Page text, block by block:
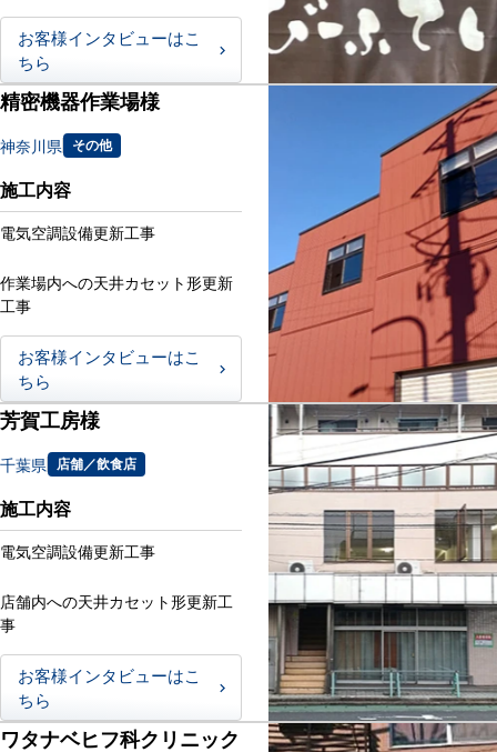
お客様インタビューはこ
ちら
精密機器作業場様
神奈川県 その他
施工内容
電気空調設備更新工事
作業場内への天井カセット形更新
工事
お客様インタビューはこ
ちら
芳賀工房様
千葉県 店舗／飲食店
施工内容
電気空調設備更新工事
店舗内への天井カセット形更新工
事
お客様インタビューはこ
ちら
ワタナベヒフ科クリニック